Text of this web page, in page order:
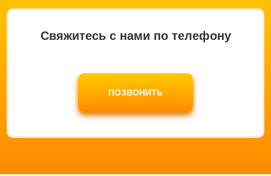
Свяжитесь с нами по телефону
ПОЗВОНИТЬ